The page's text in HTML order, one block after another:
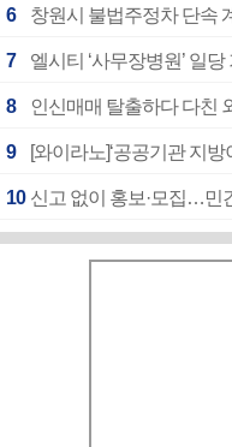
6 창원시 불법주정차 단속
7 엘시티 ‘사무장병원’ 일
8 인신매매 탈출하다 다친
9 [와이라노]‘공공기관 지방
10 신고 없이 홍보·모집…민